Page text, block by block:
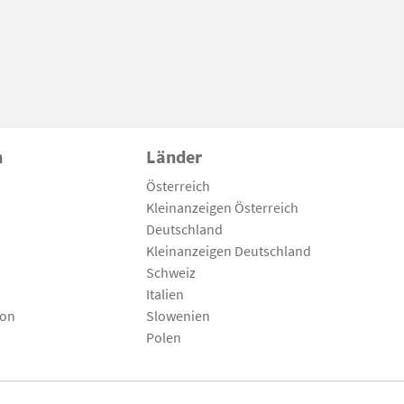
Länder
Österreich
Kleinanzeigen Österreich
Deutschland
Kleinanzeigen Deutschland
Schweiz
Italien
Slowenien
Polen